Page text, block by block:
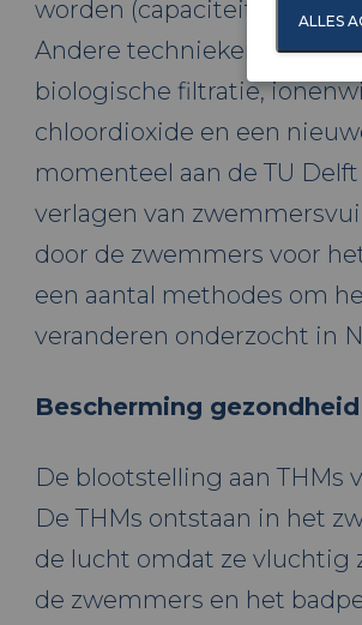
worden (capaciteit en
Andere technieken zijn
biologische filtratie,
chloordioxide en een
momenteel aan de TU
verlagen van
door de zwemmers voor
een aantal methodes om
veranderen onderzocht in
Bescherming
De blootstelling aan THMs
De THMs ontstaan in het
de lucht omdat ze vluchtig
de zwemmers en het
ALLES